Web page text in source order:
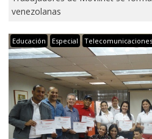
venezolanas
Educación Especial Telecomunicaciones